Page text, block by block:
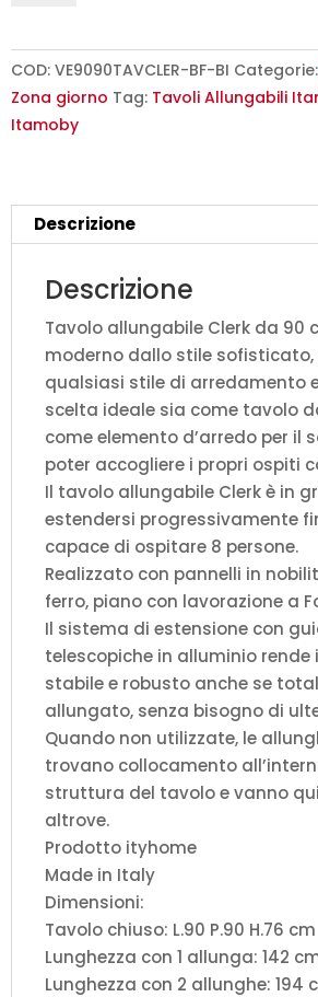
Clerk
bianco
frassino
quantità
COD: VE9090TAVCLER-BF-BI Categorie:
Zona giorno Tag: Tavoli Allungabili
Itamoby
Descrizione
Descrizione
Tavolo allungabile Clerk da 90
moderno dallo stile
qualsiasi stile di arredamento
scelta ideale sia come tavolo
come elemento d’arredo per il
poter accogliere i propri ospiti
Il tavolo allungabile Clerk è in
estendersi progressivamente
capace di ospitare 8 persone.
Realizzato con pannelli in
ferro, piano con lavorazione a
Il sistema di estensione con
telescopiche in alluminio rende
stabile e robusto anche se
allungato, senza bisogno di
Quando non utilizzate, le
trovano collocamento
struttura del tavolo e vanno
altrove.
Prodotto ityhome
Made in Italy
Dimensioni:
Tavolo chiuso: L.90 P.90 H.76 cm
Lunghezza con 1 allunga: 142
Lunghezza con 2 allunghe: 194